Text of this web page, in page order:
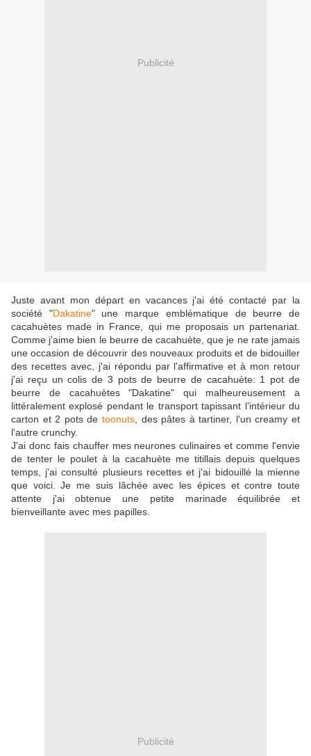
Publicité
Juste avant mon départ en vacances j'ai été contacté par la
société "Dakatine" une marque emblématique de beurre de
cacahuètes made in France, qui me proposais un partenariat.
Comme j'aime bien le beurre de cacahuète, que je ne rate jamais
une occasion de découvrir des nouveaux produits et de bidouiller
des recettes avec, j'ai répondu par l'affirmative et à mon retour
j'ai reçu un colis de 3 pots de beurre de cacahuète: 1 pot de
beurre de cacahuètes "Dakatine" qui malheureusement a
littéralement explosé pendant le transport tapissant l’intérieur du
carton et 2 pots de toonuts, des pâtes à tartiner, l'un creamy et
l'autre crunchy.
J'ai donc fais chauffer mes neurones culinaires et comme l'envie
de tenter le poulet à la cacahuète me titillais depuis quelques
temps, j'ai consulté plusieurs recettes et j'ai bidouillé la mienne
que voici. Je me suis lâchée avec les épices et contre toute
attente j'ai obtenue une petite marinade équilibrée et
bienveillante avec mes papilles.
Publicité